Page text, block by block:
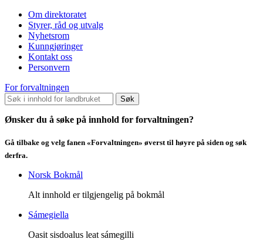
Om direktoratet
Styrer, råd og utvalg
Nyhetsrom
Kunngjøringer
Kontakt oss
Personvern
For forvaltningen
Søk
Ønsker du å søke på innhold for forvaltningen?
Gå tilbake og velg fanen «Forvaltningen» øverst til høyre på siden og søk
derfra.
Norsk Bokmål
Alt innhold er tilgjengelig på bokmål
Sámegiella
Oasit sisdoalus leat sámegilli